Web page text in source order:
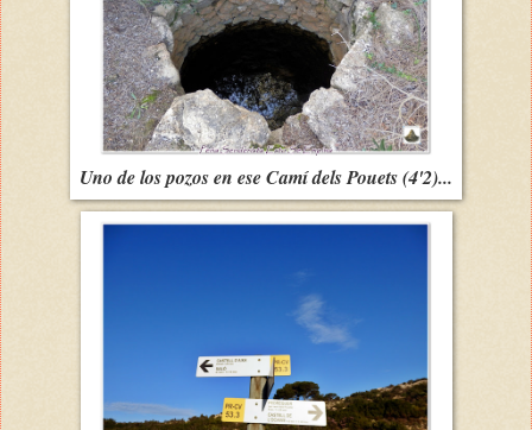
Uno de los pozos en ese Camí dels Pouets (4'2)...